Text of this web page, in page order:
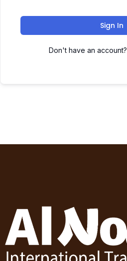
Sign In
Don't have an account?